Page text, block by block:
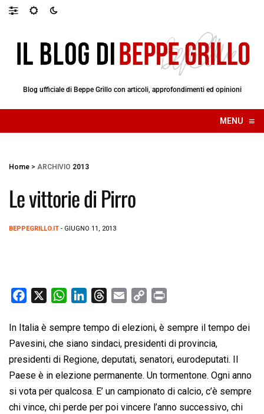
Blog ufficiale di Beppe Grillo con articoli, approfondimenti ed opinioni
MENU ≡
☰
Home > ARCHIVIO 2013
Le vittorie di Pirro
BEPPEGRILLO.IT - GIUGNO 11, 2013
c
e
b
o
o
k
W
a
t
s
A
p
p
n
k
e
d
I
n
r
e
a
d
s
a
i
l
p
y
L
i
n
k
i
n
t
In Italia è sempre tempo di elezioni, è sempre il tempo dei
Pavesini, che siano sindaci, presidenti di provincia,
presidenti di Regione, deputati, senatori, eurodeputati. Il
Paese è in elezione permanente. Un tormentone. Ogni anno
si vota per qualcosa. E’ un campionato di calcio, c’è sempre
chi vince, chi perde per poi vincere l’anno successivo, chi